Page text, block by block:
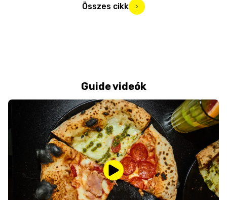
Összes cikk
Guide videók